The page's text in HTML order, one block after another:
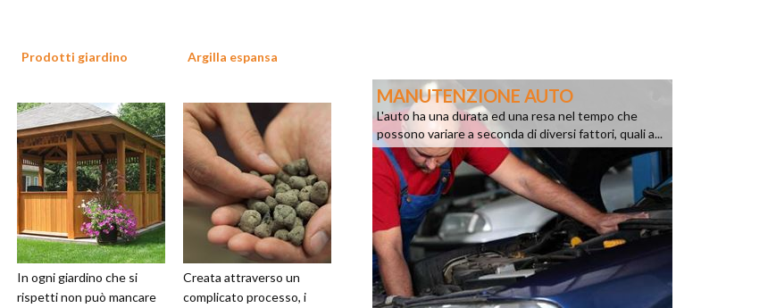
Prodotti giardino
In ogni giardino che si
rispetti non può mancare
Argilla espansa
Creata attraverso un
complicato processo, i
MANUTENZIONE AUTO
L'auto ha una durata ed una resa nel tempo che
possono variare a seconda di diversi fattori, quali a...